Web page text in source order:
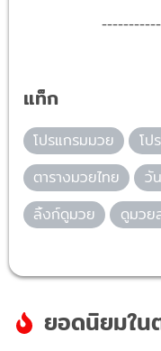
แท็ก
โปรแกรมมวย โป
ตารางมวยไทย
วั
ลิ้งก์ดูมวย
ดูมวย
ยอดนิยมใน